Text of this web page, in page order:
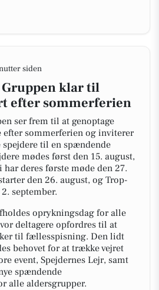
siden
Gruppen klar til
efter sommerferien
ser frem til at genoptage
efter sommerferien og inviterer
spejdere til en spændende
mødes først den 15. august,
deres første møde den 27.
den 26. august, og Trop-
september.
oprykningsdag for alle
deltagere opfordres til at
til fællesspisning. Den lidt
behovet for at trække vejret
event, Spejdernes Lejr, samt
spændende
alle aldersgrupper.